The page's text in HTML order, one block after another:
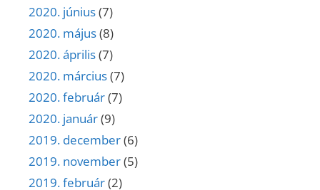
2020. június(7)
2020. május(8)
2020. április(7)
2020. március(7)
2020. február(7)
2020. január(9)
2019. december(6)
2019. november(5)
2019. február(2)